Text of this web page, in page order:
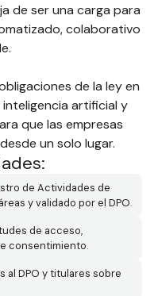
de ser una carga para
colaborativo
de la ley en
artificial y
que las empresas
un solo lugar.
de Actividades de
y validado por el DPO.
de acceso,
consentimiento.
al DPO y titulares sobre